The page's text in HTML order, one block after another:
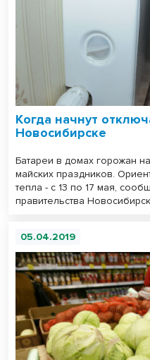
Когда начнут
Новосибирске
Батареи в домах горожан
майских праздников.
тепла - с 13 по 17 мая,
правительства
05.04.2019